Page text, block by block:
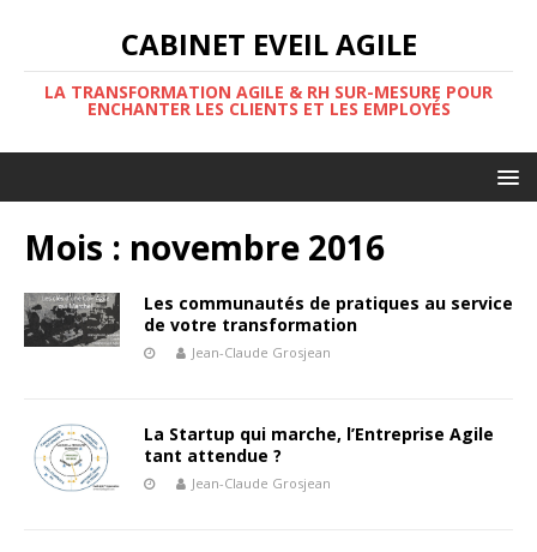
CABINET EVEIL AGILE
LA TRANSFORMATION AGILE & RH SUR-MESURE POUR
ENCHANTER LES CLIENTS ET LES EMPLOYÉS
Mois : novembre 2016
Les communautés de pratiques au service
de votre transformation
Jean-Claude Grosjean
La Startup qui marche, l’Entreprise Agile
tant attendue ?
Jean-Claude Grosjean